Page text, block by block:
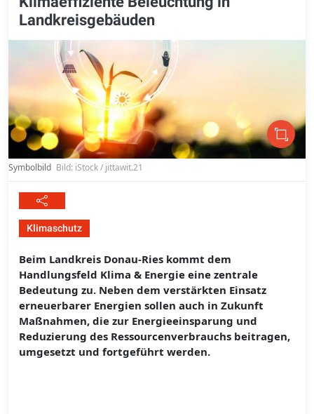
Landkreisgebäuden
Symbolbild Bild: iStock / jittawit.21
Klimaschutz
Beim Landkreis Donau-Ries kommt dem
Handlungsfeld Klima & Energie eine zentrale
Bedeutung zu. Neben dem verstärkten Einsatz
erneuerbarer Energien sollen auch in Zukunft
Maßnahmen, die zur Energieeinsparung und
Reduzierung des Ressourcenverbrauchs beitragen,
umgesetzt und fortgeführt werden.